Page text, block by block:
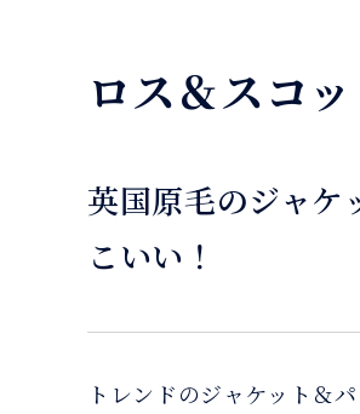
ロス＆スコ
英国原毛のジャケ
こいい！
トレンドのジャケット＆